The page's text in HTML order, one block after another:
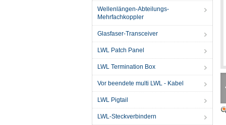
Wellenlängen-Abteilungs-
Mehrfachkoppler
Glasfaser-Transceiver
LWL Patch Panel
LWL Termination Box
Vor beendete multi LWL - Kabel
LWL Pigtail
LWL-Steckverbindern